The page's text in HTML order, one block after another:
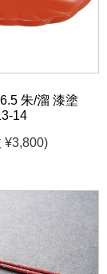
朱/溜 漆塗
14
¥3,800)